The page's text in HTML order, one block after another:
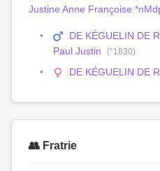
Justine Anne Françoise
DE KÉGUELIN DE
Paul Justin
(°1830)
DE KÉGUELIN DE
👥 Fratrie